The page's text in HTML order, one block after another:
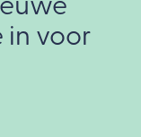
in voor